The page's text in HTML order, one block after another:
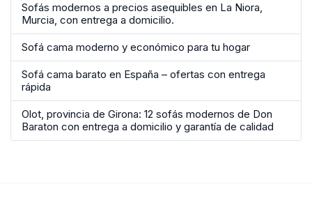
Sofás modernos a precios asequibles en La Niora,
Murcia, con entrega a domicilio.
Sofá cama moderno y económico para tu hogar
Sofá cama barato en España – ofertas con entrega
rápida
Olot, provincia de Girona: 12 sofás modernos de Don
Baraton con entrega a domicilio y garantía de calidad